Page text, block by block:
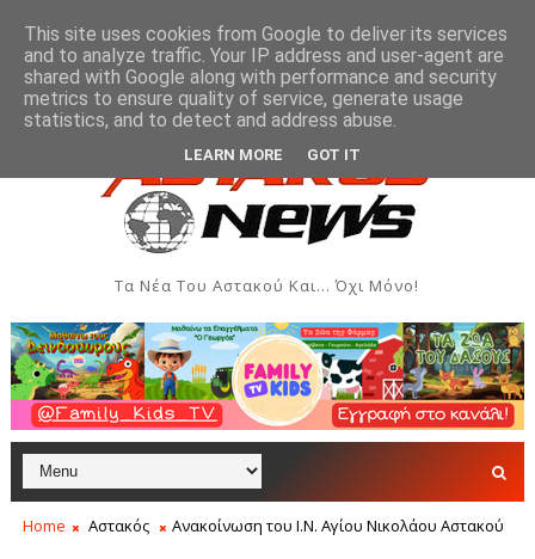
και Δημιουργιών του Συλλόγου Γυναικών Αστακού
Τα Νέα Του Αστακού Και... Όχι Μόνο!
Home Αστακός Ανακοίνωση του Ι.Ν. Αγίου Νικολάου Αστακού
This site uses cookies from Google to deliver its services
and to analyze traffic. Your IP address and user-agent are
shared with Google along with performance and security
metrics to ensure quality of service, generate usage
statistics, and to detect and address abuse.
LEARN MORE GOT IT